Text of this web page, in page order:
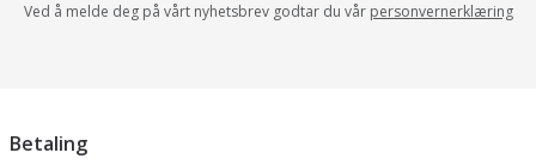
Ved å melde deg på vårt nyhetsbrev godtar du vår personvernerklæring
Betaling